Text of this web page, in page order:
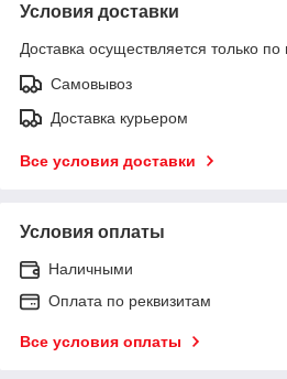
Условия доставки
Доставка осуществляется только по
Самовывоз
Доставка курьером
Все условия доставки
Условия оплаты
Наличными
Оплата по реквизитам
Все условия оплаты